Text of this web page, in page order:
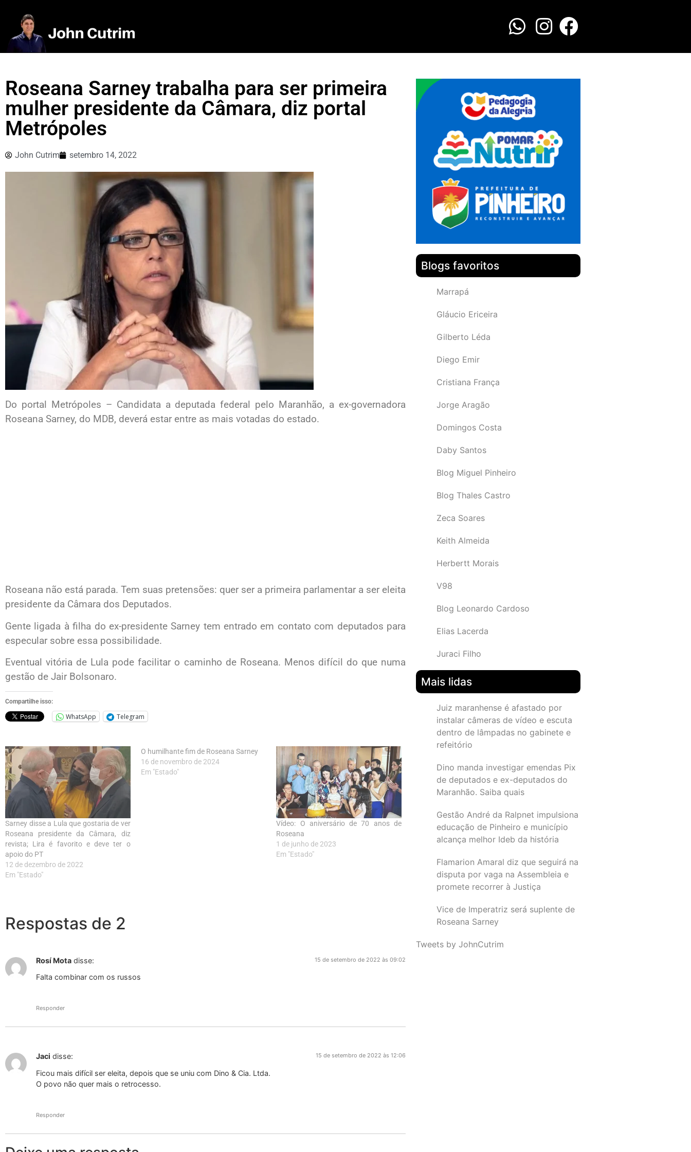
Roseana Sarney trabalha para ser primeira
mulher presidente da Câmara, diz portal
Metrópoles
John Cutrim setembro 14, 2022
Do portal Metrópoles – Candidata a deputada federal pelo Maranhão, a ex-governadora
Roseana Sarney, do MDB, deverá estar entre as mais votadas do estado.
Roseana não está parada. Tem suas pretensões: quer ser a primeira parlamentar a ser eleita
presidente da Câmara dos Deputados.
Gente ligada à filha do ex-presidente Sarney tem entrado em contato com deputados para
especular sobre essa possibilidade.
Eventual vitória de Lula pode facilitar o caminho de Roseana. Menos difícil do que numa
gestão de Jair Bolsonaro.
Compartilhe isso:
WhatsApp Telegram
Sarney disse a Lula que gostaria de ver
Roseana presidente da Câmara, diz
revista; Lira é favorito e deve ter o
apoio do PT
12 de dezembro de 2022
Em "Estado"
O humilhante fim de Roseana Sarney
16 de novembro de 2024
Em "Estado"
Vídeo: O aniversário de 70 anos de
Roseana
1 de junho de 2023
Em "Estado"
Respostas de 2
Rosí Mota disse: 15 de setembro de 2022 às 09:02
Falta combinar com os russos
Responder
Jaci disse: 15 de setembro de 2022 às 12:06
Ficou mais difícil ser eleita, depois que se uniu com Dino & Cia. Ltda.
O povo não quer mais o retrocesso.
Responder
Blogs favoritos
Marrapá
Gláucio Ericeira
Gilberto Léda
Diego Emir
Cristiana França
Jorge Aragão
Domingos Costa
Daby Santos
Blog Miguel Pinheiro
Blog Thales Castro
Zeca Soares
Keith Almeida
Herbertt Morais
V98
Blog Leonardo Cardoso
Elias Lacerda
Juraci Filho
Mais lidas
Juiz maranhense é afastado por
instalar câmeras de vídeo e escuta
dentro de lâmpadas no gabinete e
refeitório
Dino manda investigar emendas Pix
de deputados e ex-deputados do
Maranhão. Saiba quais
Gestão André da Ralpnet impulsiona
educação de Pinheiro e município
alcança melhor Ideb da história
Flamarion Amaral diz que seguirá na
disputa por vaga na Assembleia e
promete recorrer à Justiça
Vice de Imperatriz será suplente de
Roseana Sarney
Tweets by JohnCutrim